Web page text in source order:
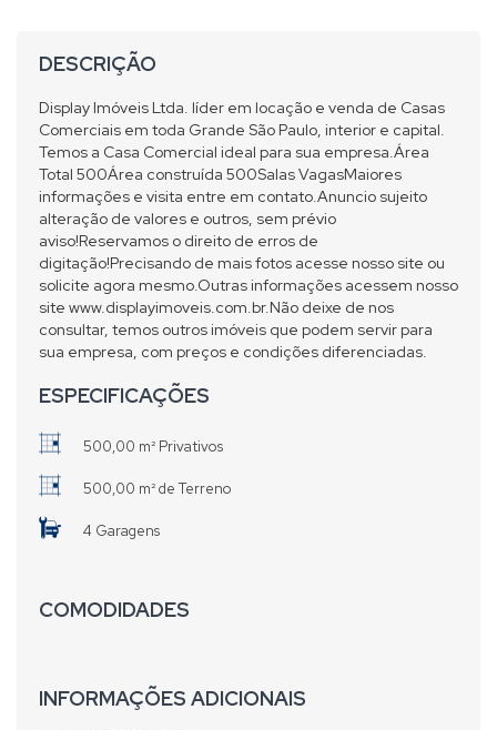
DESCRIÇÃO
Display Imóveis Ltda. líder em locação e venda de Casas
Comerciais em toda Grande São Paulo, interior e capital.
Temos a Casa Comercial ideal para sua empresa.Área
Total 500Área construída 500Salas VagasMaiores
informações e visita entre em contato.Anuncio sujeito
alteração de valores e outros, sem prévio
aviso!Reservamos o direito de erros de
digitação!Precisando de mais fotos acesse nosso site ou
solicite agora mesmo.Outras informações acessem nosso
site www.displayimoveis.com.br.Não deixe de nos
consultar, temos outros imóveis que podem servir para
sua empresa, com preços e condições diferenciadas.
ESPECIFICAÇÕES
500,00 m² Privativos
500,00 m² de Terreno
4 Garagens
COMODIDADES
INFORMAÇÕES ADICIONAIS